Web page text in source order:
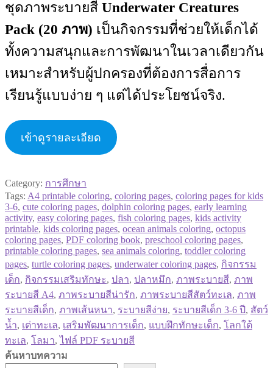
ชุดภาพระบายสี Underwater Creatures
Pack (20 ภาพ) เป็นกิจกรรมที่ช่วยให้เด็กได้
ทั้งความสนุกและการพัฒนาในเวลาเดียวกัน
เหมาะสำหรับผู้ปกครองที่ต้องการสื่อการ
เรียนรู้แบบง่าย ๆ แต่ได้ประโยชน์จริง.
เข้าดูรายละเอียด
Category: การศึกษา
Tags: A4 printable coloring, coloring pages, coloring pages for kids
3-6, cute coloring pages, dolphin coloring pages, early learning
activity, easy coloring pages, fish coloring pages, kids activity
printable, kids coloring pages, ocean animals coloring, octopus
coloring pages, PDF coloring book, preschool coloring pages,
printable coloring pages, sea animals coloring, toddler coloring
pages, turtle coloring pages, underwater coloring pages, กิจกรรม
เด็ก, กิจกรรมเสริมทักษะ, ปลา, ปลาหมึก, ภาพระบายสี, ภาพ
ระบายสี A4, ภาพระบายสีน่ารัก, ภาพระบายสีสัตว์ทะเล, ภาพ
ระบายสีเด็ก, ภาพเส้นหนา, ระบายสีง่าย, ระบายสีเด็ก 3-6 ปี, สัตว์
น้ำ, เต่าทะเล, เสริมพัฒนาการเด็ก, แบบฝึกทักษะเด็ก, โลกใต้
ทะเล, โลมา,ไฟล์ PDF ระบายสี
ค้นหาบทความ